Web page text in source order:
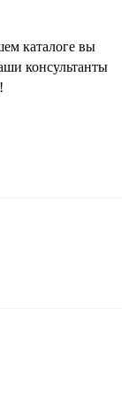
каталоге вы
консультанты